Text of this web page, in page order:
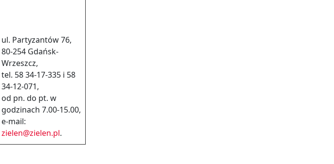
ul. Partyzantów 76,
80-254 Gdańsk-
Wrzeszcz,
tel. 58 34-17-335 i 58
34-12-071,
od pn. do pt. w
godzinach 7.00-15.00,
e-mail:
zielen@zielen.pl.